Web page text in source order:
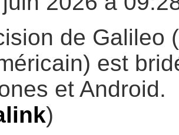
de Galileo
est
et Android.
)